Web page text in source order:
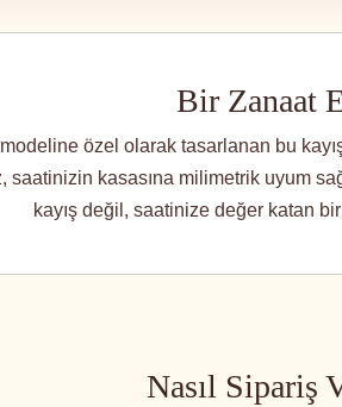
Bir Zanaat
özel olarak tasarlanan bu
saatinizin kasasına milimetrik uyum
kayış değil, saatinize değer katan
Nasıl Sipariş